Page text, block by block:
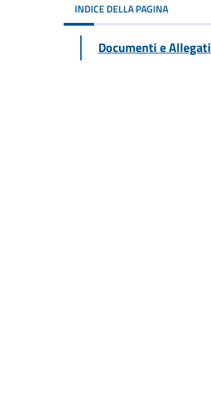
INDICE DELLA PAGINA
Documenti e Allegati